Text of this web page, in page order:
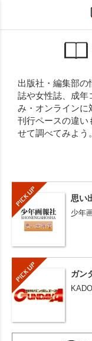
出版社・編集部
誌や女性誌、成年
み・オンラインに
刊行ペースの違い
せて調べてみよう。
思い
少年
ガン